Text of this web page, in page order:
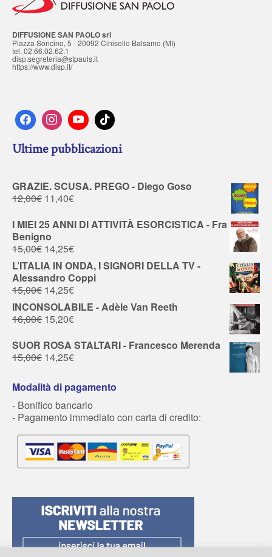
DIFFUSIONE SAN PAOLO srl
Piazza Soncino, 5 - 20092 Cinisello Balsamo (MI)
tel. 02.66.02.62.1
disp.segreteria@stpauls.it
https://www.disp.it/
Ultime pubblicazioni
GRAZIE. SCUSA. PREGO - Diego Goso
12,00€ 11,40€
I MIEI 25 ANNI DI ATTIVITÀ ESORCISTICA - Fra
Benigno
15,00€ 14,25€
L’ITALIA IN ONDA, I SIGNORI DELLA TV -
Alessandro Coppi
15,00€ 14,25€
INCONSOLABILE - Adèle Van Reeth
16,00€ 15,20€
SUOR ROSA STALTARI - Francesco Merenda
15,00€ 14,25€
Modalità di pagamento
- Bonifico bancario
- Pagamento immediato con carta di credito: